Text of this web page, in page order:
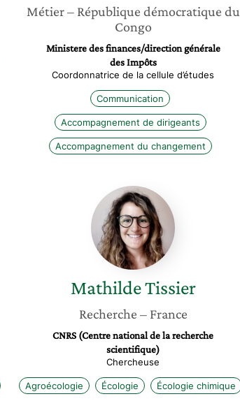
Métier – République démocratique du
Congo
Ministere des finances/direction générale
des Impôts
Coordonnatrice de la cellule d’études
Communication
Accompagnement de dirigeants
Accompagnement du changement
Mathilde
Tissier
MathildeTissier
Recherche – France
CNRS (Centre national de la recherche
scientifique)
Chercheuse
Agroécologie Écologie Écologie chimique